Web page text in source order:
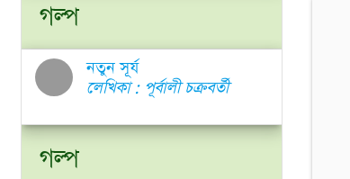
গল্প
নতুন সূর্য
লেখিকা : পূর্বালী চক্রবর্তী
গল্প